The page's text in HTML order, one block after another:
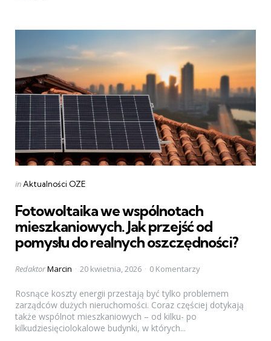
Categories
Posted
inAktualności OZE
Fotowoltaika we wspólnotach
mieszkaniowych. Jak przejść od
pomysłu do realnych oszczędności?
Posted
RedaktorMarcin 20 kwietnia, 2026 0 Komentarzy
Rosnące koszty energii przestają być tylko problemem
zarządców dużych nieruchomości. Coraz częściej dotykają
także wspólnot mieszkaniowych – od kilku- po
kilkudziesięciolokalowe budynki, w których...